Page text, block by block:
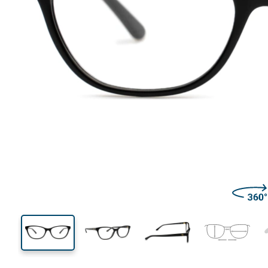
Largeur
38 mm
Hauteur des verres Largeur des verres
Largeur
des verres